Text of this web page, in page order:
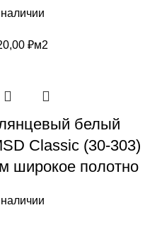
₽м2
белый
Classic (30-303)
широкое полотно